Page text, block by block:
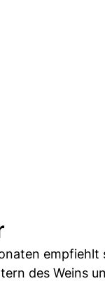
des Weins